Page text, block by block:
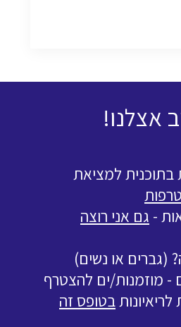
אצלנו!
בתוכנית למציאת
- גם אני רוצה
(גברים או נשים)
- מוזמנות/ים להצטרף
בטופס זה